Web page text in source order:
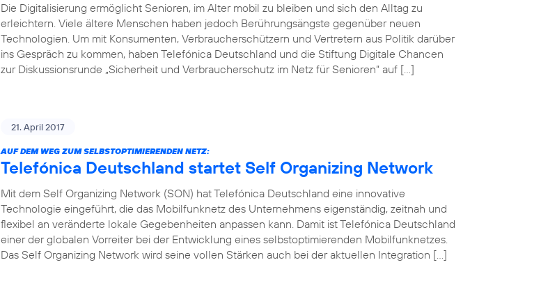
Die Digitalisierung ermöglicht Senioren, im Alter mobil zu bleiben und sich den Alltag zu
erleichtern. Viele ältere Menschen haben jedoch Berührungsängste gegenüber neuen
Technologien. Um mit Konsumenten, Verbraucherschützern und Vertretern aus Politik darüber
ins Gespräch zu kommen, haben Telefónica Deutschland und die Stiftung Digitale Chancen
zur Diskussionsrunde „Sicherheit und Verbraucherschutz im Netz für Senioren“ auf […]
21. April 2017
AUF DEM WEG ZUM SELBSTOPTIMIERENDEN NETZ:
Telefónica Deutschland startet Self Organizing Network
Mit dem Self Organizing Network (SON) hat Telefónica Deutschland eine innovative
Technologie eingeführt, die das Mobilfunknetz des Unternehmens eigenständig, zeitnah und
flexibel an veränderte lokale Gegebenheiten anpassen kann. Damit ist Telefónica Deutschland
einer der globalen Vorreiter bei der Entwicklung eines selbstoptimierenden Mobilfunknetzes.
Das Self Organizing Network wird seine vollen Stärken auch bei der aktuellen Integration […]